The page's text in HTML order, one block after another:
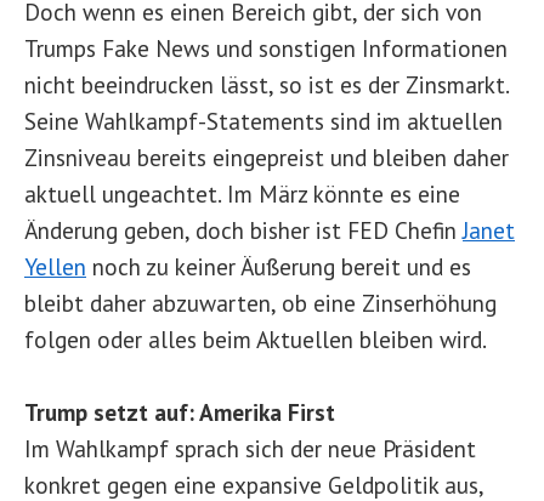
Doch wenn es einen Bereich gibt, der sich von
Trumps Fake News und sonstigen Informationen
nicht beeindrucken lässt, so ist es der Zinsmarkt.
Seine Wahlkampf-Statements sind im aktuellen
Zinsniveau bereits eingepreist und bleiben daher
aktuell ungeachtet. Im März könnte es eine
Änderung geben, doch bisher ist FED ChefinJanet
Yellen noch zu keiner Äußerung bereit und es
bleibt daher abzuwarten, ob eine Zinserhöhung
folgen oder alles beim Aktuellen bleiben wird.
Trump setzt auf: Amerika First
Im Wahlkampf sprach sich der neue Präsident
konkret gegen eine expansive Geldpolitik aus,